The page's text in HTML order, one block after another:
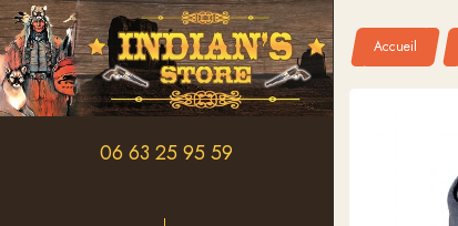
06 63 25 95 59
Accueil
Panneau de gestion des cookies